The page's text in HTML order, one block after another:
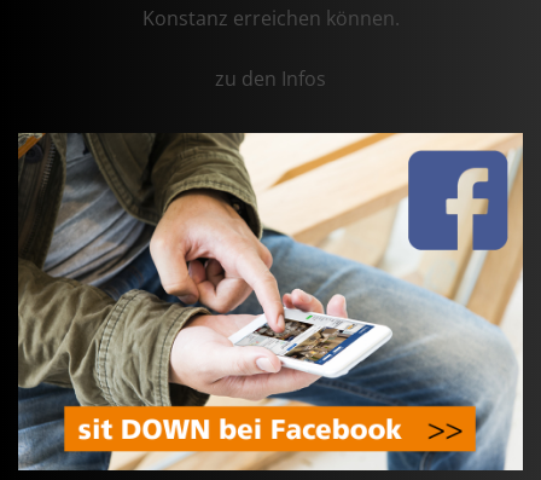
Konstanz erreichen können.
zu den Infos